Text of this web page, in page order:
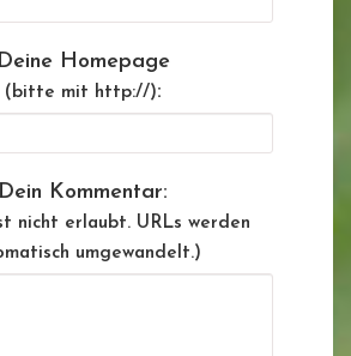
Deine Homepage
(bitte mit http://):
Dein Kommentar:
nicht erlaubt. URLs werden
umgewandelt.)